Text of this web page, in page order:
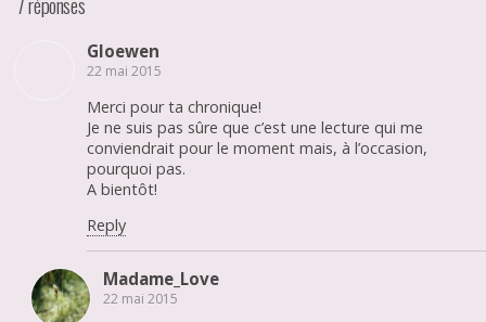
Gloewen
22 mai 2015
Merci pour ta chronique!
Je ne suis pas sûre que c’est une lecture qui me
conviendrait pour le moment mais, à l’occasion,
pourquoi pas.
A bientôt!
Reply
Madame_Love
22 mai 2015